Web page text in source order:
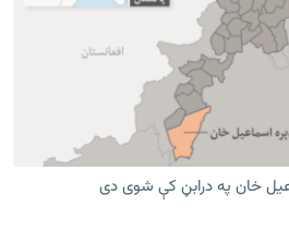
خان په درابڼ کې شوی دی